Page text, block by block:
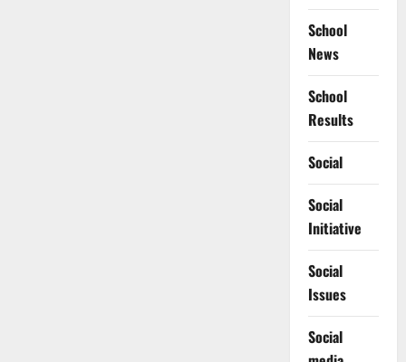
School
News
School
Results
Social
Social
Initiative
Social
Issues
Social